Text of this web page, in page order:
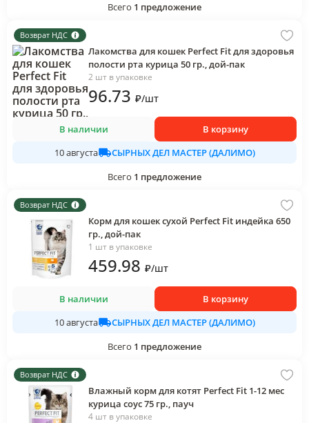
Всего 1 предложение
Возврат НДС
Лакомства для кошек Perfect Fit для здоровья
полости рта курица 50 гр., дой-пак
2 шт в упаковке
96.73 ₽/шт
В наличии
В корзину
10 августа
СЫРНЫХ ДЕЛ МАСТЕР (ДАЛИМО)
Всего 1 предложение
Возврат НДС
Корм для кошек сухой Perfect Fit индейка 650
гр., дой-пак
1 шт в упаковке
459.98 ₽/шт
В наличии
В корзину
10 августа
СЫРНЫХ ДЕЛ МАСТЕР (ДАЛИМО)
Всего 1 предложение
Возврат НДС
Влажный корм для котят Perfect Fit 1-12 мес
курица соус 75 гр., пауч
4 шт в упаковке